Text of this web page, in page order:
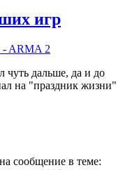
игр
- ARMA 2
чуть дальше, да и до
на "праздник жизни"
сообщение в теме: